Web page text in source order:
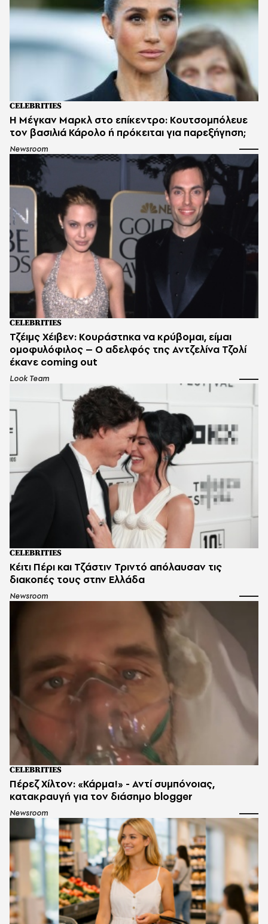
CELEBRITIES
Η Μέγκαν Μαρκλ στο επίκεντρο: Κουτσομπόλευε
τον βασιλιά Κάρολο ή πρόκειται για παρεξήγηση;
Newsroom
CELEBRITIES
Τζέιμς Χέιβεν: Κουράστηκα να κρύβομαι, είμαι
ομοφυλόφιλος – Ο αδελφός της Αντζελίνα Τζολί
έκανε coming out
Look Team
CELEBRITIES
Κέιτι Πέρι και Τζάστιν Τριντό απόλαυσαν τις
διακοπές τους στην Ελλάδα
Newsroom
CELEBRITIES
Πέρεζ Χίλτον: «Κάρμα!» - Αντί συμπόνοιας,
κατακραυγή για τον διάσημο blogger
Newsroom